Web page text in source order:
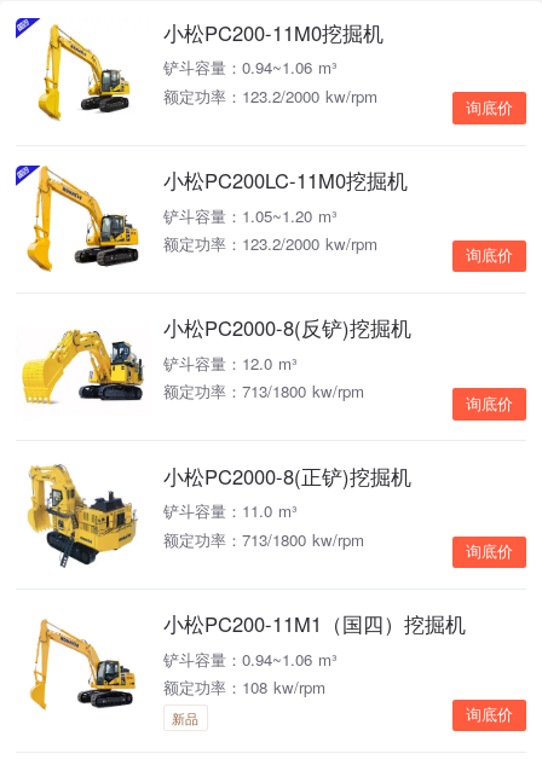
小松PC200-11M0挖掘机
铲斗容量：0.94~1.06 m³
额定功率：123.2/2000 kw/rpm
询底价
小松PC200LC-11M0挖掘机
铲斗容量：1.05~1.20 m³
额定功率：123.2/2000 kw/rpm
询底价
小松PC2000-8(反铲)挖掘机
铲斗容量：12.0 m³
额定功率：713/1800 kw/rpm
询底价
小松PC2000-8(正铲)挖掘机
铲斗容量：11.0 m³
额定功率：713/1800 kw/rpm
询底价
小松PC200-11M1（国四）挖掘机
铲斗容量：0.94~1.06 m³
额定功率：108 kw/rpm
新品 询底价